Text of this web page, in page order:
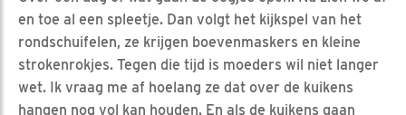
en toe al een spleetje. Dan volgt het kijkspel van het
rondschuifelen, ze krijgen boevenmaskers en kleine
strokenrokjes. Tegen die tijd is moeders wil niet langer
wet. Ik vraag me af hoelang ze dat over de kuikens
hangen nog vol kan houden. En als de kuikens gaan